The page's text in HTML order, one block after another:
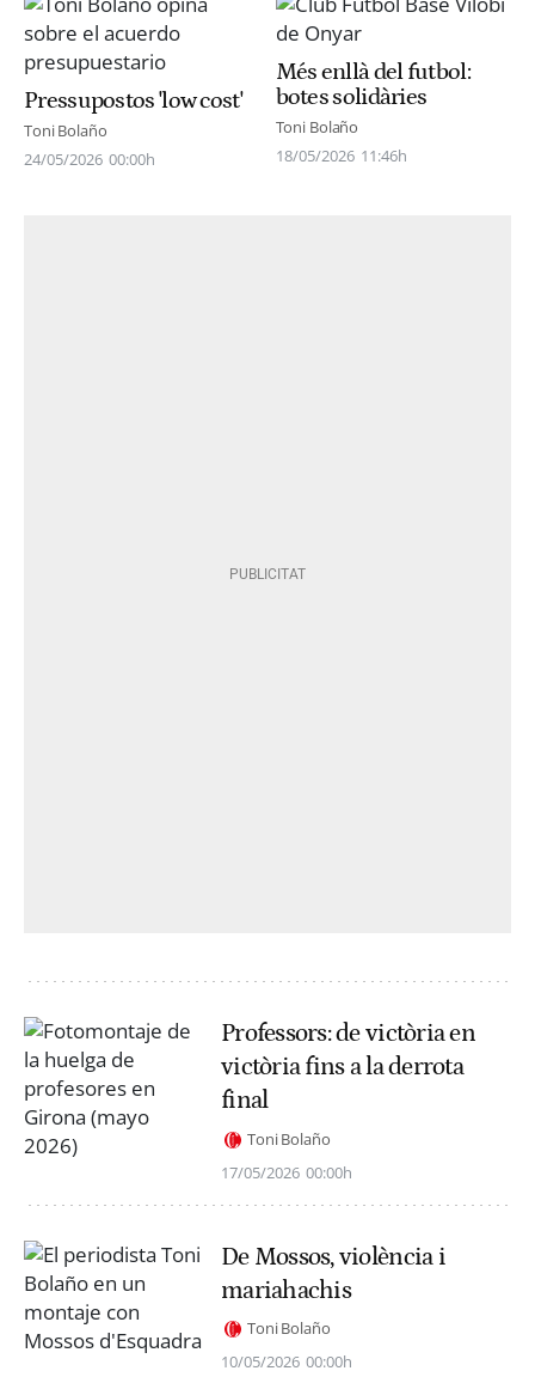
Pressupostos 'low cost'
Toni Bolaño
24/05/2026 00:00h
Més enllà del futbol:
botes solidàries
Toni Bolaño
18/05/2026 11:46h
Professors: de victòria en
victòria fins a la derrota
final
Toni Bolaño
17/05/2026 00:00h
De Mossos, violència i
mariahachis
Toni Bolaño
10/05/2026 00:00h